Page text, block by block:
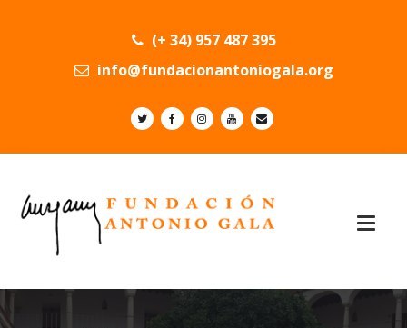
(+ 34) 957 487 395
info@fundacionantoniogala.org